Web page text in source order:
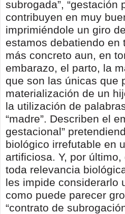
subrogada”, “gestación
contribuyen en muy
imprimiéndole un giro
estamos debatiendo en
más concreto aun, en
embarazo, el parto, la
que son las únicas que
materialización de un
la utilización de
“madre”. Describen el
gestacional”
biológico irrefutable en
artificiosa. Y, por
toda relevancia
les impide considerarlo
como puede parecer
“contrato de